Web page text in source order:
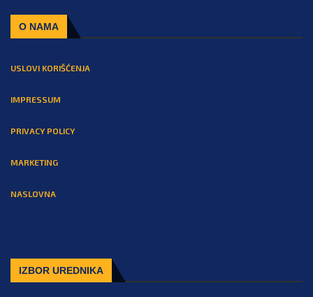
O NAMA
USLOVI KORIŠĆENJA
IMPRESSUM
PRIVACY POLICY
MARKETING
NASLOVNA
IZBOR UREDNIKA